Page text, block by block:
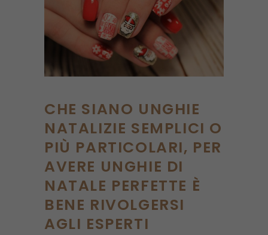
CHE SIANO UNGHIE
NATALIZIE SEMPLICI O
PIÙ PARTICOLARI, PER
AVERE UNGHIE DI
NATALE PERFETTE È
BENE RIVOLGERSI
AGLI ESPERTI